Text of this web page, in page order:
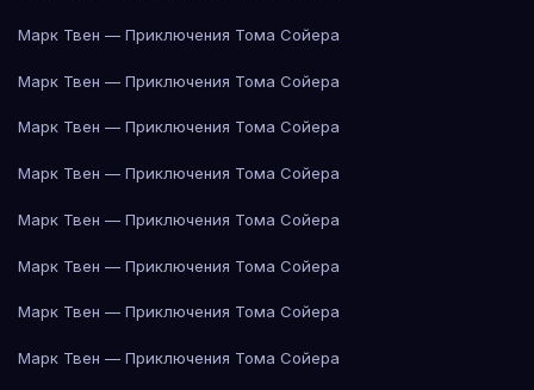
Марк Твен — Приключения Тома Сойера
Марк Твен — Приключения Тома Сойера
Марк Твен — Приключения Тома Сойера
Марк Твен — Приключения Тома Сойера
Марк Твен — Приключения Тома Сойера
Марк Твен — Приключения Тома Сойера
Марк Твен — Приключения Тома Сойера
Марк Твен — Приключения Тома Сойера